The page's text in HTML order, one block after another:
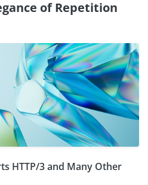
of Repetition
HTTP/3 and Many Other